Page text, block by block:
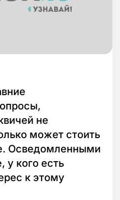
не
может стоить
Осведомленными
у кого есть
к этому